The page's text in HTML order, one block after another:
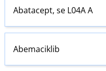
Abatacept, se L04A A
Abemaciklib